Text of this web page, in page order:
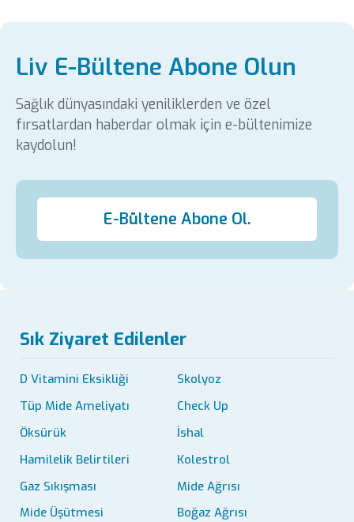
Liv E-Bültene Abone Olun
Sağlık dünyasındaki yeniliklerden ve özel
fırsatlardan haberdar olmak için e-bültenimize
kaydolun!
E-Bültene Abone Ol.
Sık Ziyaret Edilenler
D Vitamini Eksikliği
Skolyoz
Tüp Mide Ameliyatı
Check Up
Öksürük
İshal
Hamilelik Belirtileri
Kolestrol
Gaz Sıkışması
Mide Ağrısı
Mide Üşütmesi
Boğaz Ağrısı